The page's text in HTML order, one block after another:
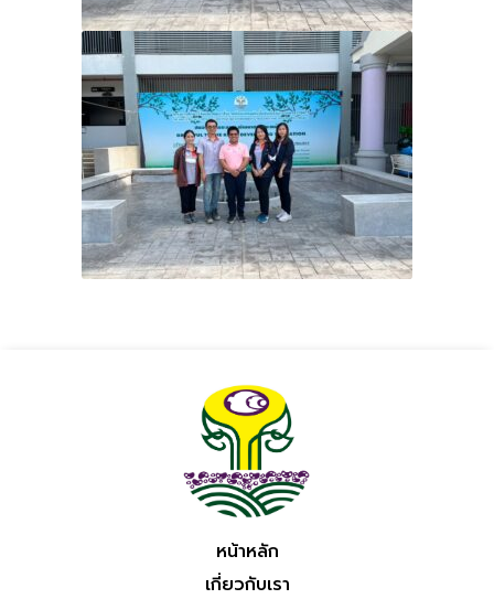
หน้าหลัก
เกี่ยวกับเรา